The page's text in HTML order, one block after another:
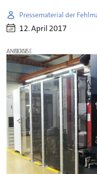
Pressematerial der
12. April 2017
ANZEIGE